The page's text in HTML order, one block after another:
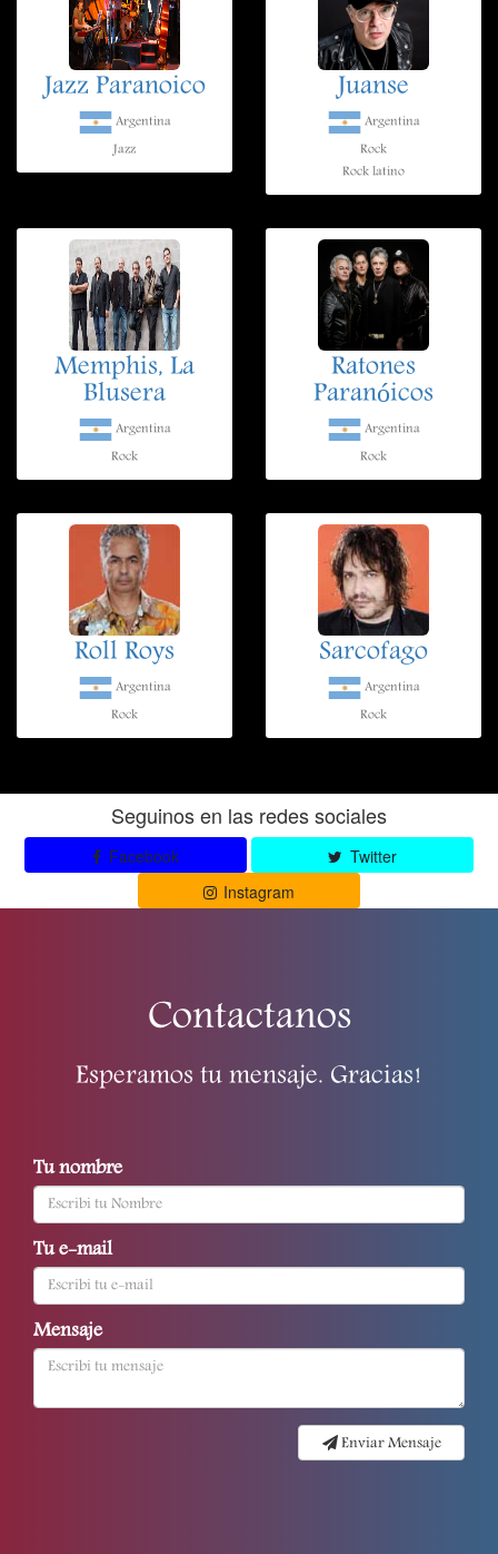
Jazz Paranoico
Argentina
Jazz
Juanse
Argentina
Rock
Rock latino
Memphis, La
Blusera
Argentina
Rock
Ratones
Paranóicos
Argentina
Rock
Roll Roys
Argentina
Rock
Sarcofago
Argentina
Rock
Seguinos en las redes sociales
Facebook
Twitter
Instagram
Contactanos
Esperamos tu mensaje. Gracias!
Tu nombre
Tu e-mail
Mensaje
Enviar Mensaje